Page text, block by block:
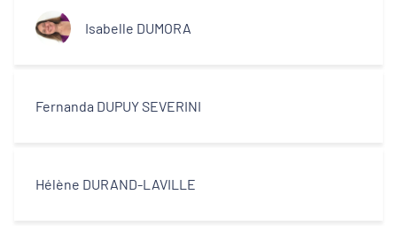
Isabelle DUMORA
Fernanda DUPUY SEVERINI
Hélène DURAND-LAVILLE